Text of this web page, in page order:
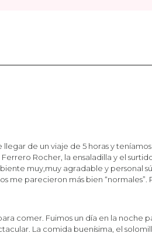
de un viaje de 5 horas y
Rocher, la ensaladilla y el
muy,muy agradable y personal
me parecieron más bien
comer. Fuimos un día en la noche
La comida buenísima, el